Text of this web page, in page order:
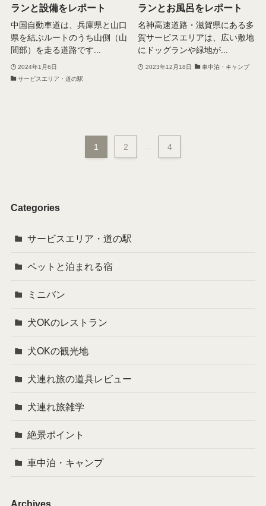
ランと設備をレポート
中国自動車道は、兵庫県と山口
県を結ぶルートのうち山側（山
間部）を走る道路です...
2024年1月6日
サービスエリア・道の駅
ランとお風呂をレポート
名神高速道路・滋賀県にある多
賀サービスエリアは、広い敷地
にドッグランや緑地が...
2023年12月18日 車中泊・キャンプ
1 2 ... 4
Categories
サービスエリア・道の駅
ペットと泊まれる宿
ミニバン
犬OKのレストラン
犬OKの観光地
犬連れ旅の道具レビュー
犬連れ旅雑学
絶景ポイント
車中泊・キャンプ
Archives